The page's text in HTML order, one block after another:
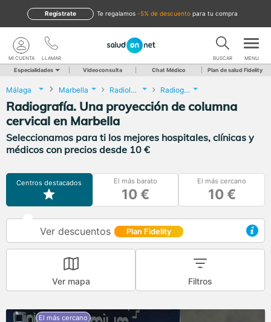
te regalamos -5% de descuento para tu compra
Regístrate
LLAMAR
MI CUENTA BUSCAR MENU
Especialidades Videoconsulta Chat Médico Plan de salud Fidelity
Málaga Marbella Radiología Radiografía. Una proyección de columna cervical
Radiografía. Una proyección de columna
cervical en Marbella
Seleccionamos para ti los mejores hospitales, clínicas y
médicos con precios desde 10 €
Centros destacados El más barato
10 €
El más cercano
10 €
Ver descuentos Plan Fidelity
Ver mapa Filtros